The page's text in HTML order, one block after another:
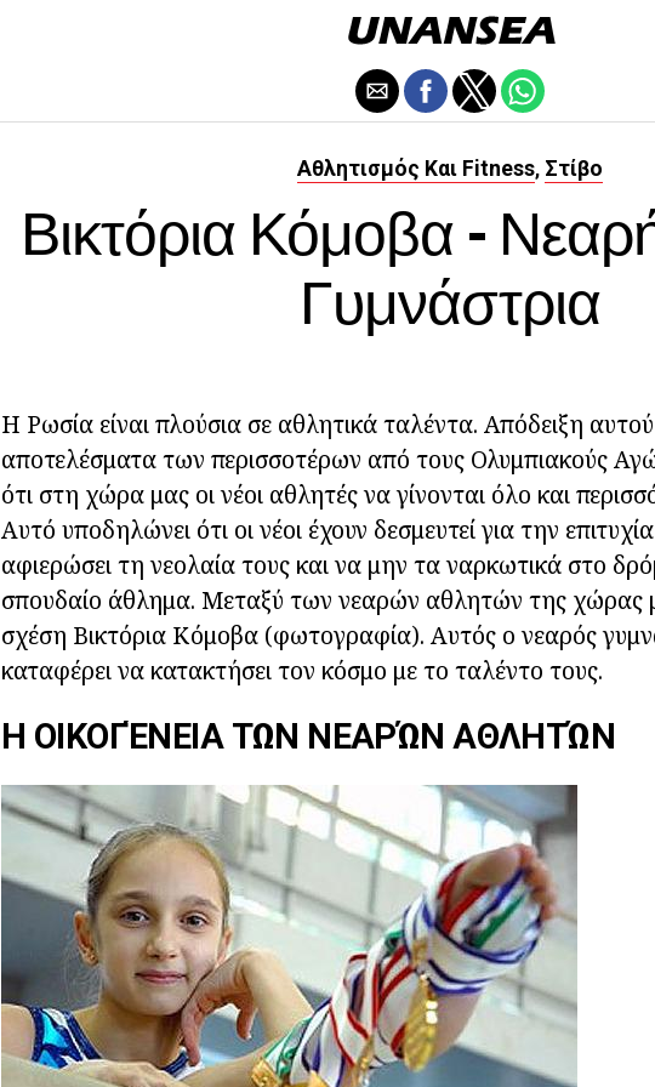
Αθλητισμός Και Fitness, Στίβο
Βικτόρια Κόμοβα -
Γυμνάστρια
Η Ρωσία είναι πλούσια σε αθλητικά ταλέντα. Απόδειξη αυτού
αποτελέσματα των περισσοτέρων από τους Ολυμπιακούς
ότι στη χώρα μας οι νέοι αθλητές να γίνονται όλο και
Αυτό υποδηλώνει ότι οι νέοι έχουν δεσμευτεί για την
αφιερώσει τη νεολαία τους και να μην τα ναρκωτικά στο
σπουδαίο άθλημα. Μεταξύ των νεαρών αθλητών της χώρας
σχέση Βικτόρια Κόμοβα (φωτογραφία). Αυτός ο νεαρός
καταφέρει να κατακτήσει τον κόσμο με το ταλέντο τους.
Η ΟΙΚΟΓΈΝΕΙΑ ΤΩΝ ΝΕΑΡΏΝ ΑΘΛΗΤΏΝ